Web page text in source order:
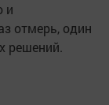
и
отмерь, один
решений.